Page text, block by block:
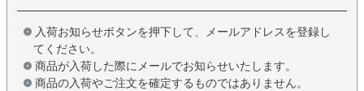
入荷お知らせボタンを押下して、メールアドレスを登録し
てください。
商品が入荷した際にメールでお知らせいたします。
商品の入荷やご注文を確定するものではありません。